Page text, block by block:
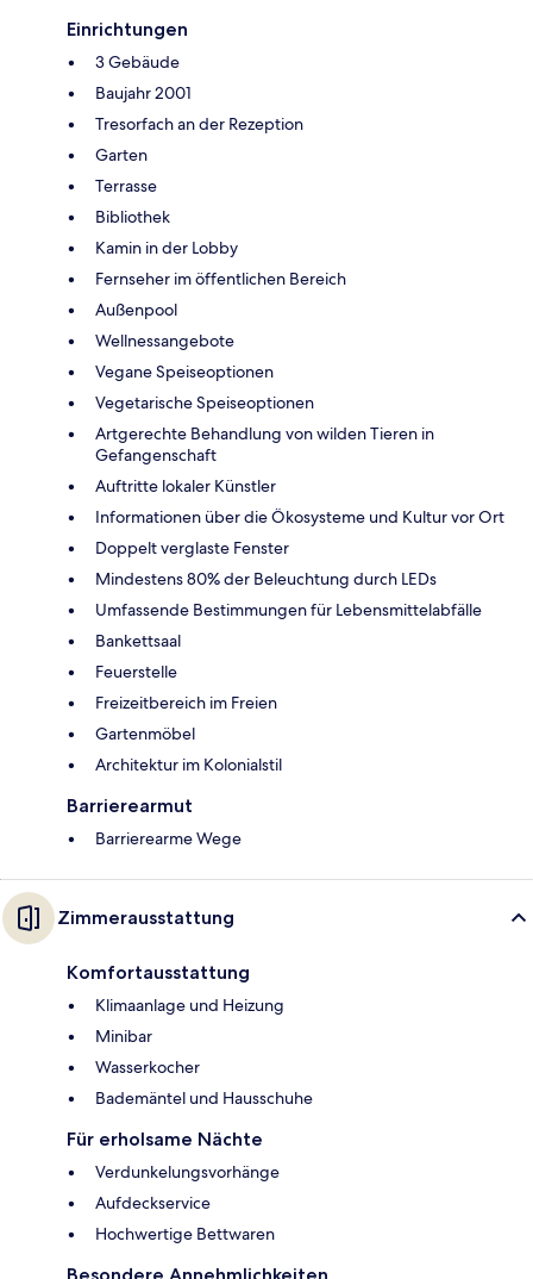
Einrichtungen
3 Gebäude
Baujahr 2001
Tresorfach an der Rezeption
Garten
Terrasse
Bibliothek
Kamin in der Lobby
Fernseher im öffentlichen Bereich
Außenpool
Wellnessangebote
Vegane Speiseoptionen
Vegetarische Speiseoptionen
Artgerechte Behandlung von wilden Tieren in
Gefangenschaft
Auftritte lokaler Künstler
Informationen über die Ökosysteme und Kultur vor Ort
Doppelt verglaste Fenster
Mindestens 80% der Beleuchtung durch LEDs
Umfassende Bestimmungen für Lebensmittelabfälle
Bankettsaal
Feuerstelle
Freizeitbereich im Freien
Gartenmöbel
Architektur im Kolonialstil
Barrierearmut
Barrierearme Wege
Zimmerausstattung
Komfortausstattung
Klimaanlage und Heizung
Minibar
Wasserkocher
Bademäntel und Hausschuhe
Für erholsame Nächte
Verdunkelungsvorhänge
Aufdeckservice
Hochwertige Bettwaren